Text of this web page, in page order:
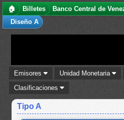
🏠 Billetes Banco Central de
Diseño A
Emisores Unidad Monetaria
Clasificaciones
Tipo A